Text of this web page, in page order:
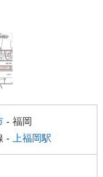
- 福岡
-
上福岡駅